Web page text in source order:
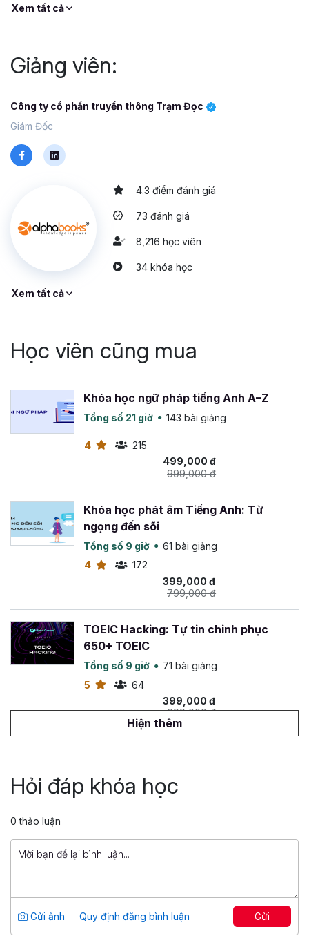
bạn sẽ được hướng dẫn luyện tập kỹ năng Speaking. Nếu
tin, thì bạn đừng chần chờ, hãy đăng ký ngay khóa học
này.
Xem tất cả
Giảng viên:
Công ty cổ phần truyền thông Trạm Đọc
Giám Đốc
4.3 điểm đánh giá
73 đánh giá
8,216 học viên
34 khóa học
Xem tất cả
Học viên cũng mua
Khóa học ngữ pháp tiếng Anh A–Z
Tổng số 21 giờ 143 bài giảng
4
215
499,000 đ
999,000 đ
Khóa học phát âm Tiếng Anh: Từ
ngọng đến sõi
Tổng số 9 giờ
61 bài giảng
4
172
399,000 đ
799,000 đ
TOEIC Hacking: Tự tin chinh phục
650+ TOEIC
Tổng số 9 giờ
71 bài giảng
5
64
399,000 đ
699,000 đ
Tổng số 4 giờ
20 bài giảng
4.6
47
Hiện thêm
Hỏi đáp khóa học
0 thảo luận
Gửi ảnh Quy định đăng bình luận Gửi